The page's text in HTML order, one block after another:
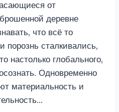
от
деревне
что всё то
порознь сталкивались,
настолько глобального,
Одновременно
материальность и